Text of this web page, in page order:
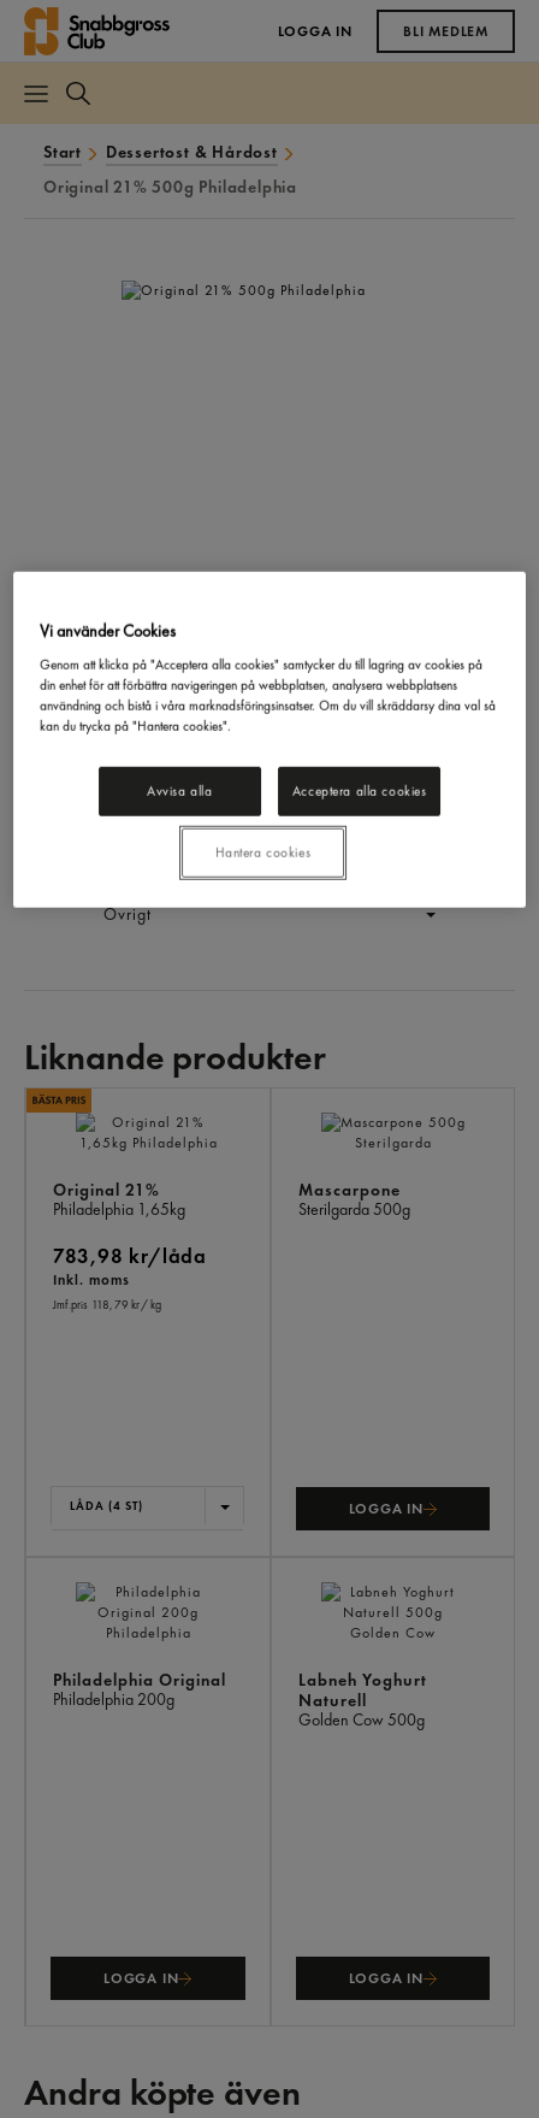
LOGGA IN BLI MEDLEM
Start
Dessertost & Hårdost
Original 21% 500g Philadelphia
Philadelphia500g
EAN: 7622200139316
Generell produktinfo
Innehållsförteckning
Övrigt
Liknande produkter
Original 21%
Philadelphia 1,65kg
783,98 kr/låda
Inkl. moms
Jmf.pris 118,79 kr/ kg
LÅDA (4 ST)
Mascarpone
Sterilgarda500g
LOGGA IN
Philadelphia Original
Philadelphia 200g
LOGGA IN
Labneh Yoghurt
Naturell
Golden Cow 500g
LOGGA IN
Andra köpte även
Vi använder Cookies
Genom att klicka på "Acceptera alla cookies" samtycker du till lagring av cookies på
din enhet för att förbättra navigeringen på webbplatsen, analysera webbplatsens
användning och bistå i våra marknadsföringsinsatser. Om du vill skräddarsy dina val så
kan du trycka på "Hantera cookies".
Avvisa alla Acceptera alla cookies
Hantera cookies